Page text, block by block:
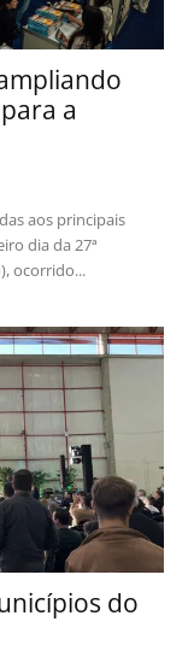
a
aos principais
dia da 27ª
ocorrido...
do